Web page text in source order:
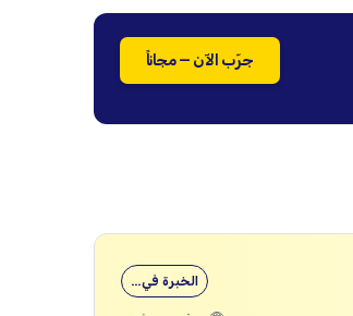
جرّب الآن — مجاناً
الخبرة في…